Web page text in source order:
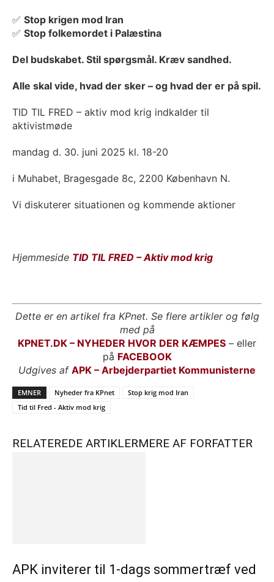
✅ Stop krigen mod Iran
✅ Stop folkemordet i Palæstina
Del budskabet. Stil spørgsmål. Kræv sandhed.
Alle skal vide, hvad der sker – og hvad der er på spil.
TID TIL FRED – aktiv mod krig indkalder til
aktivistmøde
mandag d. 30. juni 2025 kl. 18-20
i Muhabet, Bragesgade 8c, 2200 København N.
Vi diskuterer situationen og kommende aktioner
Hjemmeside TID TIL FRED – Aktiv mod krig
Dette er en artikel fra KPnet. Se flere artikler og følg
med på
KPNET.DK – NYHEDER HVOR DER KÆMPES – eller
på FACEBOOK
Udgives af APK – Arbejderpartiet Kommunisterne
EMNER Nyheder fra KPnet
Stop krig mod Iran
Tid til Fred - Aktiv mod krig
RELATEREDE ARTIKLERMERE AF FORFATTER
APK inviterer til 1-dags sommertræf ved